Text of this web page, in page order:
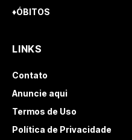
♦ÓBITOS
LINKS
Contato
Anuncie aqui
Termos de Uso
Política de Privacidade